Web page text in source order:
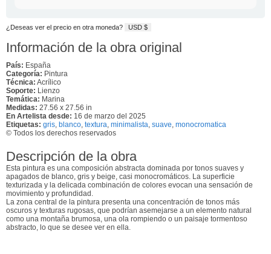
¿Deseas ver el precio en otra moneda? USD $
Información de la obra original
País: España
Categoría: Pintura
Técnica: Acrílico
Soporte: Lienzo
Temática: Marina
Medidas: 27.56 x 27.56 in
En Artelista desde: 16 de marzo del 2025
Etiquetas: gris, blanco, textura, minimalista, suave, monocromatica
© Todos los derechos reservados
Descripción de la obra
Esta pintura es una composición abstracta dominada por tonos suaves y
apagados de blanco, gris y beige, casi monocromáticos. La superficie
texturizada y la delicada combinación de colores evocan una sensación de
movimiento y profundidad.
La zona central de la pintura presenta una concentración de tonos más
oscuros y texturas rugosas, que podrían asemejarse a un elemento natural
como una montaña brumosa, una ola rompiendo o un paisaje tormentoso
abstracto, lo que se desee ver en ella.